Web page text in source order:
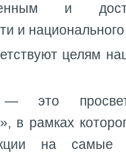
и
и
целям
— это
в рамках
на самые